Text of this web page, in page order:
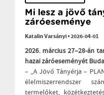
Mi lesz a jövő
záróeseménye
Katalin Varsányi•2026-04-01
2026. március 27–28-án
hazai záróeseményét
– „A Jövő Tányérja –
élelmiszerrendszer
termelőket,